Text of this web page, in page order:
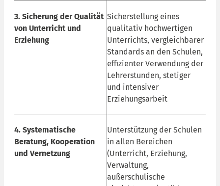
3. Sicherung der Qualität
von Unterricht und
Erziehung
Sicherstellung eines
qualitativ hochwertigen
Unterrichts, vergleichbarer
Standards an den Schulen,
effizienter Verwendung der
Lehrerstunden, stetiger
und intensiver
Erziehungsarbeit
4. Systematische
Beratung, Kooperation
und Vernetzung
Unterstützung der Schulen
in allen Bereichen
(Unterricht, Erziehung,
Verwaltung,
außerschulische